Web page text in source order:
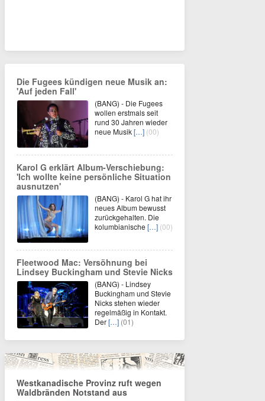
Die Fugees kündigen neue Musik an:
'Auf jeden Fall'
(BANG) - Die Fugees
wollen erstmals seit
rund 30 Jahren wieder
neue Musik[…] (00)
Karol G erklärt Album-Verschiebung:
'Ich wollte keine persönliche Situation
ausnutzen'
(BANG) - Karol G hat ihr
neues Album bewusst
zurückgehalten. Die
kolumbianische […] (00)
Fleetwood Mac: Versöhnung bei
Lindsey Buckingham und Stevie Nicks
(BANG) - Lindsey
Buckingham und Stevie
Nicks stehen wieder
regelmäßig in Kontakt.
Der[…] (01)
Westkanadische Provinz ruft wegen
Waldbränden Notstand aus